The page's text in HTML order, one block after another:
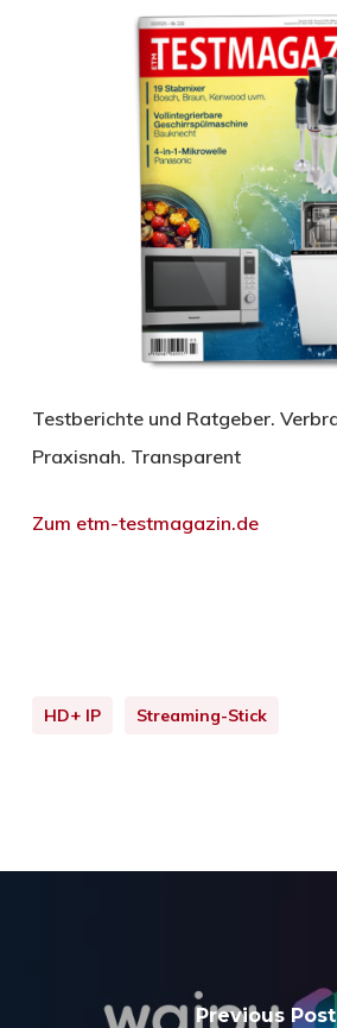
Testberichte und Ratgeber.
Praxisnah. Transparent
Zum etm-testmagazin.de
HD+ IP Streaming-Stick
Previous Post